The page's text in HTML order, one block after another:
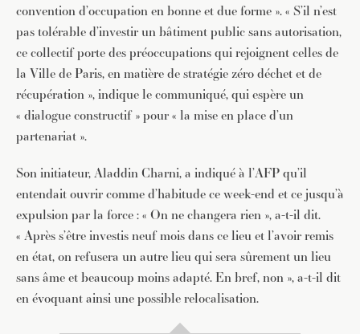
convention d’occupation en bonne et due forme ». « S’il n’est
pas tolérable d’investir un bâtiment public sans autorisation,
ce collectif porte des préoccupations qui rejoignent celles de
la Ville de Paris, en matière de stratégie zéro déchet et de
récupération », indique le communiqué, qui espère un
« dialogue constructif » pour « la mise en place d’un
partenariat ».
Son initiateur, Aladdin Charni, a indiqué à l’AFP qu’il
entendait ouvrir comme d’habitude ce week-end et ce jusqu’à
expulsion par la force : « On ne changera rien », a-t-il dit.
« Après s’être investis neuf mois dans ce lieu et l’avoir remis
en état, on refusera un autre lieu qui sera sûrement un lieu
sans âme et beaucoup moins adapté. En bref, non », a-t-il dit
en évoquant ainsi une possible relocalisation.